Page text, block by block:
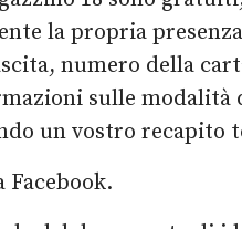
la propria
numero della
sulle modalità
un vostro
Facebook.